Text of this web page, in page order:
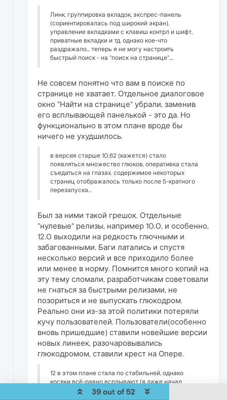
Линк, группировка вкладок, экспрес-панель
(сориентировалась под широкий экран),
управление вкладками с клавиш контрл и шифт,
приватные вкладки и тд. однако кое-что
раздражало... теперь я не могу настроить
быстрый поиск - на "поиск на странице"....
Не совсем понятно что вам в поиске по
странице не хватает. Отдельное диалоговое
окно "Найти на странице" убрали, заменив
его всплывающей панелькой - это да. Но
функционально в этом плане вроде бы
ничего не ухудшилось.
в версия старше 10,62 (кажется) стало
появляться множество глюков, оперативка стала
съедаться на глазах. содержимое некоторых
страниц отображалось только после 5-кратного
перезапуска...
Был за ними такой грешок. Отдельные
"нулевые" релизы, например 10.0, и особенно,
12.0 выходили на редкость глючными и
забагованными. Баги латались и спустя
несколько версий и все приходило более
или менее в норму. Помнится много копий на
эту тему сломали, разработчикам советовали
не гнаться за быстрыми релизами, не
позориться и не выпускать глюкодром.
Реально они из-за этой политики потеряли
кучу пользователей. Пользователи(особенно
вновь пришедшие) ставили новейшие версии
новых линеек, разочаровывались
глюкодромом, ставили крест на Опере.
12 в этом плане стала по стабильней, однако
косяки всё-равно всплывают (я даже начал
использовать IE) но 18.... это позор....
39 out of 52